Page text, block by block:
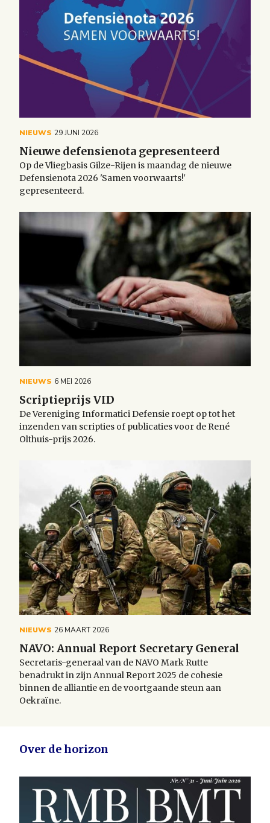
NIEUWS 29 JUNI 2026
Nieuwe defensienota gepresenteerd
Op de Vliegbasis Gilze-Rijen is maandag de nieuwe
Defensienota 2026 'Samen voorwaarts!'
gepresenteerd.
NIEUWS 6 MEI 2026
Scriptieprijs VID
De Vereniging Informatici Defensie roept op tot het
inzenden van scripties of publicaties voor de René
Olthuis-prijs 2026.
NIEUWS 26 MAART 2026
NAVO: Annual Report Secretary General
Secretaris-generaal van de NAVO Mark Rutte
benadrukt in zijn Annual Report 2025 de cohesie
binnen de alliantie en de voortgaande steun aan
Oekraïne.
Over de horizon